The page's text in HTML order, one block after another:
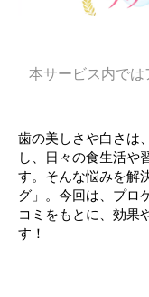
本サービス内では
歯の美しさや白さは
し、日々の食生活や
す。そんな悩みを解
グ」。今回は、プロ
コミをもとに、効果
す！